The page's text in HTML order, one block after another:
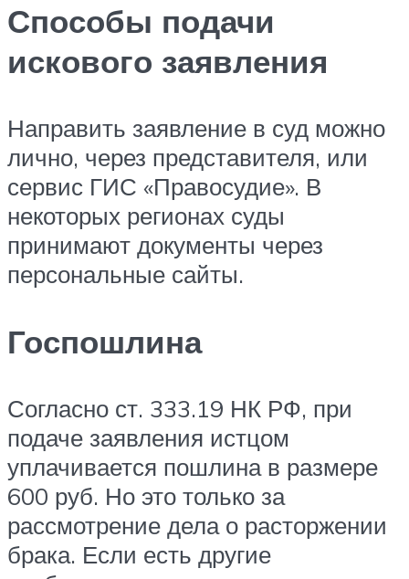
Способы подачи
искового заявления
Направить заявление в суд можно
лично, через представителя, или
сервис ГИС «Правосудие». В
некоторых регионах суды
принимают документы через
персональные сайты.
Госпошлина
Согласно ст. 333.19 НК РФ, при
подаче заявления истцом
уплачивается пошлина в размере
600 руб. Но это только за
рассмотрение дела о расторжении
брака. Если есть другие